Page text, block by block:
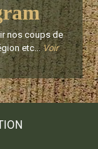
nos coups de
etc...Voir